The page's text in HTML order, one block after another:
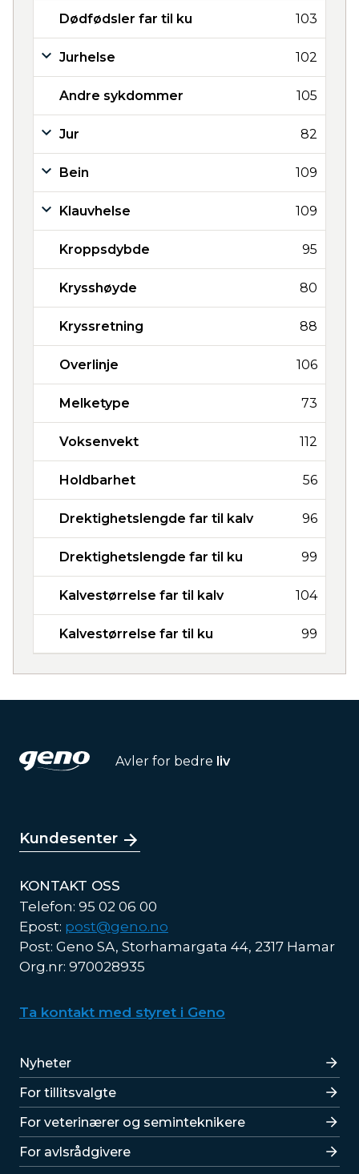
Dødfødsler far til ku 103
Jurhelse 102
Andre sykdommer 105
Jur 82
Bein 109
Klauvhelse 109
Kroppsdybde 95
Krysshøyde 80
Kryssretning 88
Overlinje 106
Melketype 73
Voksenvekt 112
Holdbarhet 56
Drektighetslengde far til kalv 96
Drektighetslengde far til ku 99
Kalvestørrelse far til kalv 104
Kalvestørrelse far til ku 99
Avler for bedre liv
Kundesenter
KONTAKT OSS
Telefon: 95 02 06 00
Epost: post@geno.no
Post: Geno SA, Storhamargata 44, 2317 Hamar
Org.nr: 970028935
Ta kontakt med styret i Geno
Lenker
Nyheter
For tillitsvalgte
For veterinærer og seminteknikere
For avlsrådgivere